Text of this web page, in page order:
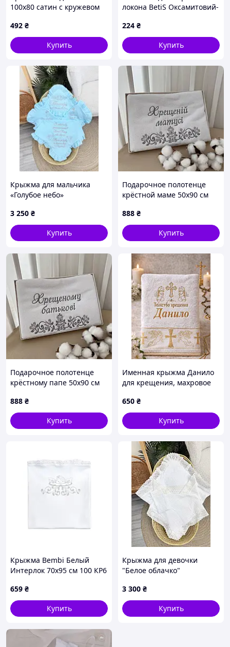
100x80 сатин с кружевом
492 ₴
Купить
локона BetiS Оксамитовий-
Молочный 13х16 см
27685517
224 ₴
Купить
Крыжма для мальчика
«Голубое небо»
3 250 ₴
Купить
Подарочное полотенце
крёстной маме 50х90 см
888 ₴
Купить
Подарочное полотенце
крёстному папе 50х90 см
888 ₴
Купить
Именная крыжма Данило
для крещения, махровое
70×140 см
650 ₴
Купить
Крыжма Bembi Белый
Интерлок 70х95 см 100 КР6
659 ₴
Купить
Крыжма для девочки
"Белое облачко"
3 300 ₴
Купить